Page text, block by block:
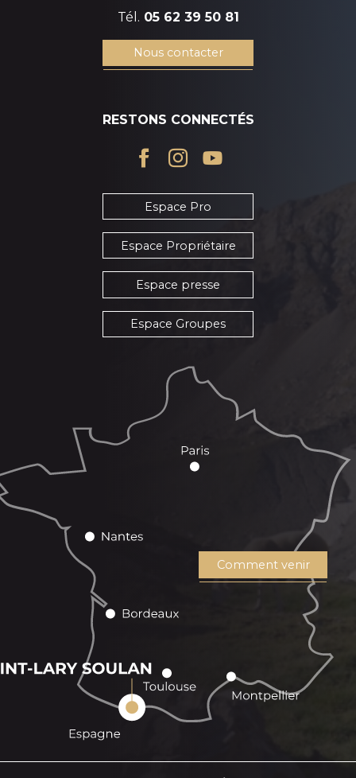
Tél. 05 62 39 50 81
Nous contacter
RESTONS CONNECTÉS
Espace Pro
Espace Propriétaire
Espace presse
Espace Groupes
Comment venir